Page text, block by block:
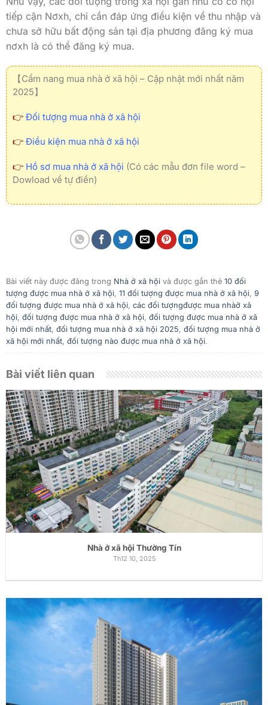
tiếp cận Nơxh, chỉ cần đáp ứng điều kiện về thu nhập và
chưa sở hữu bất động sản tại địa phương đăng ký mua
nơxh là có thể đăng ký mua.
【Cẩm nang mua nhà ở xã hội – Cập nhật mới nhất năm
2025】
👉 Đối tượng mua nhà ở xã hội
👉 Điều kiện mua nhà ở xã hội
👉 Hồ sơ mua nhà ở xã hội (Có các mẫu đơn file word –
Dowload về tự điền)
Bài viết này được đăng trong Nhà ở xã hội và được gắn thẻ 10 đối
tượng được mua nhà ở xã hội, 11 đối tượng được mua nhà ở xã hội, 9
đối tượng được mua nhà ở xã hội, các đối tượngđược mua nhàở xã
hội, đối tượng được mua nhà ở xã hội, đối tượng được mua nhà ở xã
hội mới nhất, đối tượng mua nhà ở xã hội 2025, đối tượng mua nhà ở
xã hội mới nhất, đối tượng nào được mua nhà ở xã hội.
Bài viết liên quan
Nhà ở xã hội Thường Tín
Th12 10, 2025